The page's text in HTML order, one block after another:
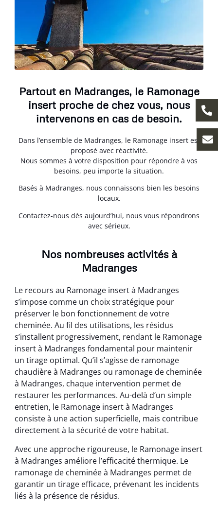
Partout en Madranges, le Ramonage
insert proche de chez vous, nous
intervenons en cas de besoin.
Dans l’ensemble de Madranges, le Ramonage insert est
proposé avec réactivité.
Nous sommes à votre disposition pour répondre à vos
besoins, peu importe la situation.
Basés à Madranges, nous connaissons bien les besoins
locaux.
Contactez-nous dès aujourd’hui, nous vous répondrons
avec sérieux.
Nos nombreuses activités à
Madranges
Le recours au Ramonage insert à Madranges
s’impose comme un choix stratégique pour
préserver le bon fonctionnement de votre
cheminée. Au fil des utilisations, les résidus
s’installent progressivement, rendant le Ramonage
insert à Madranges fondamental pour maintenir
un tirage optimal. Qu’il s’agisse de ramonage
chaudière à Madranges ou ramonage de cheminée
à Madranges, chaque intervention permet de
restaurer les performances. Au-delà d’un simple
entretien, le Ramonage insert à Madranges
consiste à une action superficielle, mais contribue
directement à la sécurité de votre habitat.
Avec une approche rigoureuse, le Ramonage insert
à Madranges améliore l’efficacité thermique. Le
ramonage de cheminée à Madranges permet de
garantir un tirage efficace, prévenant les incidents
liés à la présence de résidus.